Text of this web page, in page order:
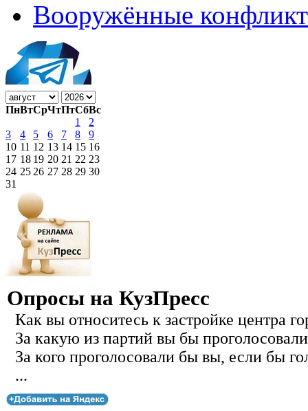
Вооружённые
ПнВтСрЧтПтСбВс
1
2
3
4 5 6 7 8
9
10 11 12 13 14 15 16
17 18 19 20 21 22 23
24 25 26 27 28 29 30
31
Опросы на КузПресс
Как вы относитесь к застройке центра
За какую из партий вы бы
За кого проголосовали бы вы, если бы
...